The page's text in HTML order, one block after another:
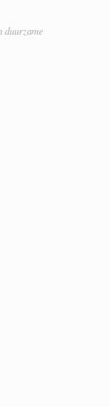
duurzame